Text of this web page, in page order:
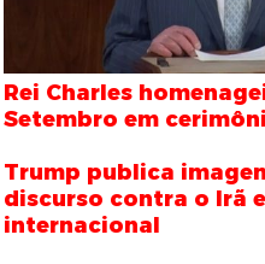
Rei Charles
Setembro em
Trump publica
discurso contra o Irã
internacional